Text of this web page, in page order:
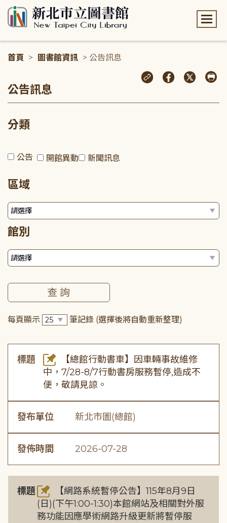
首頁 > 圖書館資訊 > 公告訊息
公告訊息
分類
公告 開館異動 新聞訊息
區域
館別
每頁顯示 筆記錄 (選擇後將自動重新整理)
標題
【總館行動書車】因車輛事故維修
中，7/28-8/7行動書房服務暫停,造成不
便，敬請見諒。
發布單位 新北市圖(總館)
發佈時間 2026-07-28
標題
【網路系統暫停公告】115年8月9日
(日)(下午1:00-1:30)本館網站及相關對外服
務功能因應學術網路升級更新將暫停服